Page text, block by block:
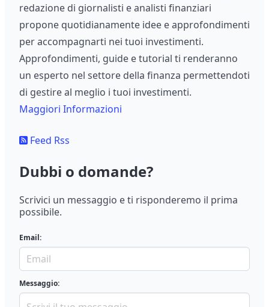
redazione di giornalisti e analisti finanziari
propone quotidianamente idee e approfondimenti
per accompagnarti nei tuoi investimenti.
Approfondimenti, guide e tutorial ti renderanno
un esperto nel settore della finanza permettendoti
di gestire al meglio i tuoi investimenti.
Maggiori Informazioni
Feed Rss
Dubbi o domande?
Scrivici un messaggio e ti risponderemo il prima
possibile.
Email:
Messaggio: